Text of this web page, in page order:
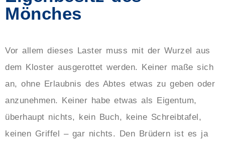
Mönches
Vor allem dieses Laster muss mit der Wurzel aus
dem Kloster ausgerottet werden. Keiner maße sich
an, ohne Erlaubnis des Abtes etwas zu geben oder
anzunehmen. Keiner habe etwas als Eigentum,
überhaupt nichts, kein Buch, keine Schreibtafel,
keinen Griffel – gar nichts. Den Brüdern ist es ja